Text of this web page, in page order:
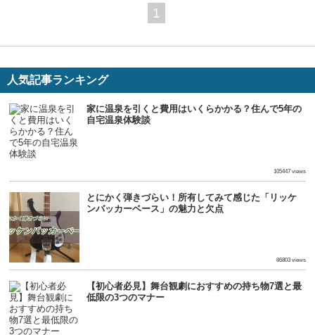
1
人気記事ランキング
家に温泉を引くと費用はいくらかかる？住んで5年の
自宅温泉体験談
105447 views
とにかく弾きづらい！所有してみて感じた「リッケ
ンバッカーベース」の魅力と欠点
86803 views
【初心者必見】舞台観劇におすすめの持ち物7選と最
低限の3つのマナー